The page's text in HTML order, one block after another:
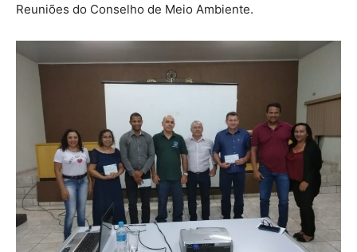
Reuniões do Conselho de Meio Ambiente.